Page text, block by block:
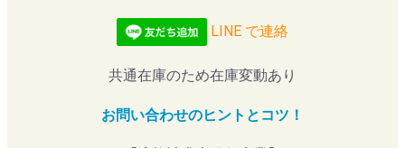
LINE で連絡
共通在庫のため在庫変動あり
お問い合わせのヒントとコツ！